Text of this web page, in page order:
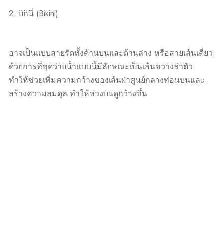
2. บิกินี่ (Bikini)
อาจเป็นแบบสายรัดทั้งด้านบนและด้านล่าง หรือสายเส้นเดี่ยว
ด้วยการที่ชุดว่ายน้ำแบบนี้มีลักษณะเป็นเส้นขวางลำตัว
ทำให้ช่วยเพิ่มความกว้างของเส้นผ่าศูนย์กลางท่อนบนและ
สร้างความสมดุล ทำให้ช่วงบนดูกว้างขึ้น